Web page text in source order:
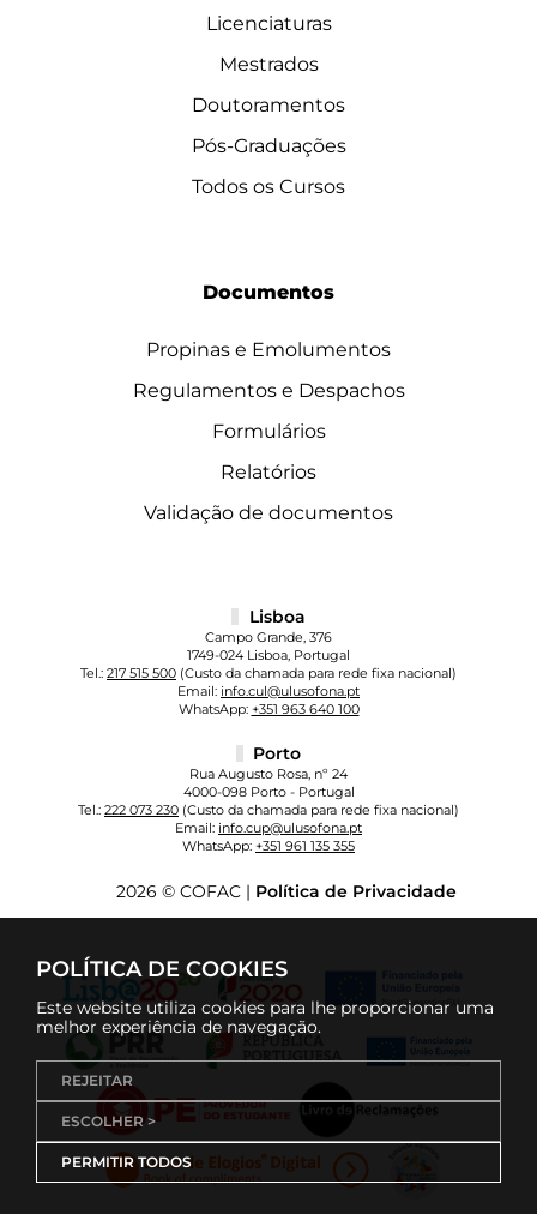
POLÍTICA DE COOKIES
Este website utiliza cookies para lhe proporcionar uma
melhor experiência de navegação.
REJEITAR
ESCOLHER >
PERMITIR TODOS
Licenciaturas
Mestrados
Doutoramentos
Pós-Graduações
Todos os Cursos
Documentos
Propinas e Emolumentos
Regulamentos e Despachos
Formulários
Relatórios
Validação de documentos
Lisboa
Campo Grande, 376
1749-024 Lisboa, Portugal
Tel.: 217 515 500 (Custo da chamada para rede fixa nacional)
Email: info.cul@ulusofona.pt
WhatsApp: +351 963 640 100
Porto
Rua Augusto Rosa, nº 24
4000-098 Porto - Portugal
Tel.: 222 073 230 (Custo da chamada para rede fixa nacional)
Email: info.cup@ulusofona.pt
WhatsApp: +351 961 135 355
2026 © COFAC | Política de Privacidade